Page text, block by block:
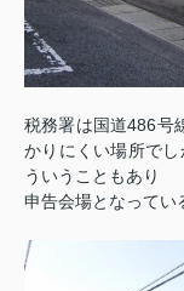
税務署は国道486号
かりにくい場所で
ういうこともあり
申告会場となってい